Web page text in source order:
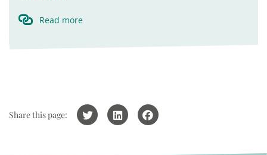
Read more
Share this page: